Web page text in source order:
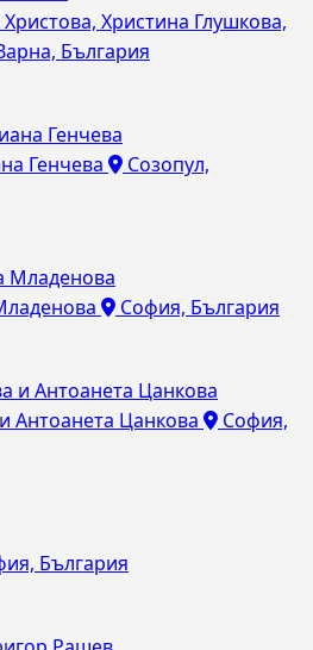
Христина Глушкова,
България
Генчева
Созопул,
София, България
Антоанета Цанкова
София,
България